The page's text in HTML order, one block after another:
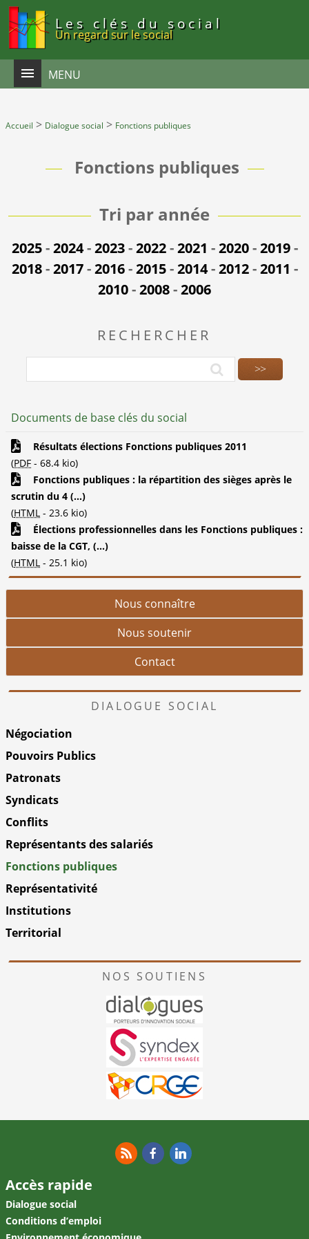
Les clés du social
Un regard sur le social
MENU
Accueil > Dialogue social > Fonctions publiques
Fonctions publiques
Tri par année
2025-2024-2023-2022-2021 -2020-2019-
2018-2017-2016-2015-2014-2012-2011 -
2010-2008-2006
RECHERCHER
Documents de base clés du social
Résultats élections Fonctions publiques 2011
(PDF - 68.4 kio)
Fonctions publiques : la répartition des sièges après le
scrutin du 4 (...)
(HTML - 23.6 kio)
Élections professionnelles dans les Fonctions publiques :
baisse de la CGT, (...)
(HTML - 25.1 kio)
Nous connaître
Nous soutenir
Contact
DIALOGUE SOCIAL
Négociation
Pouvoirs Publics
Patronats
Syndicats
Conflits
Représentants des salariés
Fonctions publiques
Représentativité
Institutions
Territorial
NOS SOUTIENS
Accès rapide
Dialogue social
Conditions d’emploi
Panneau de gestion des cookies